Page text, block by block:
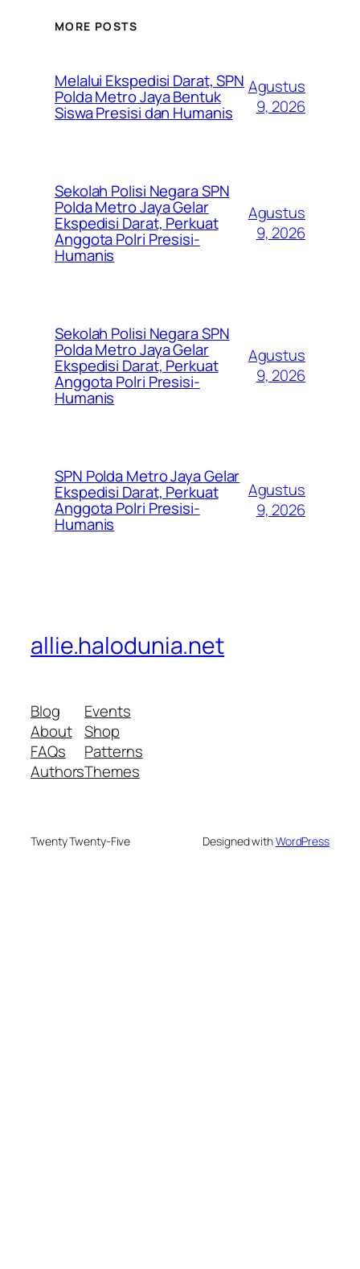
MORE POSTS
Melalui Ekspedisi Darat, SPN
Polda Metro Jaya Bentuk
Siswa Presisi dan Humanis
Agustus
9, 2026
Sekolah Polisi Negara SPN
Polda Metro Jaya Gelar
Ekspedisi Darat, Perkuat
Anggota Polri Presisi-
Humanis
Agustus
9, 2026
Sekolah Polisi Negara SPN
Polda Metro Jaya Gelar
Ekspedisi Darat, Perkuat
Anggota Polri Presisi-
Humanis
Agustus
9, 2026
SPN Polda Metro Jaya Gelar
Ekspedisi Darat, Perkuat
Anggota Polri Presisi-
Humanis
Agustus
9, 2026
allie.halodunia.net
Blog
About
FAQs
Authors
Events
Shop
Patterns
Themes
Twenty Twenty-Five Designed withWordPress